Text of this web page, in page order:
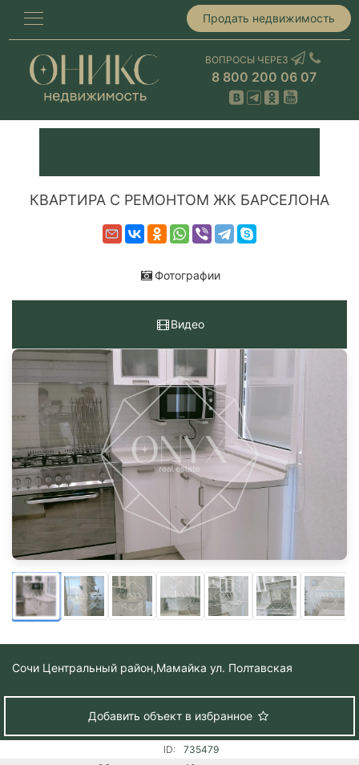
Продать недвижимость
ВОПРОСЫ ЧЕРЕЗ
8 800 200 06 07
КВАРТИРА С РЕМОНТОМ ЖК БАРСЕЛОНА
Фотографии
Видео
Сочи Центральный район,Мамайка ул. Полтавская
Добавить объект в избранное
ID:
735479